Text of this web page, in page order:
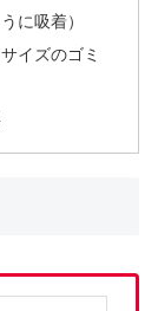
に吸着）
イズのゴミ